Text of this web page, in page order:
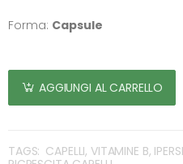
Forma: Capsule
AGGIUNGI AL CARRELLO
TAGS: CAPELLI, VITAMINE B,